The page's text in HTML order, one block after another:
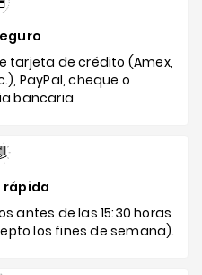
tarjeta de crédito (Amex,
PayPal, cheque o
bancaria
rápida
antes de las 15:30 horas
los fines de semana).